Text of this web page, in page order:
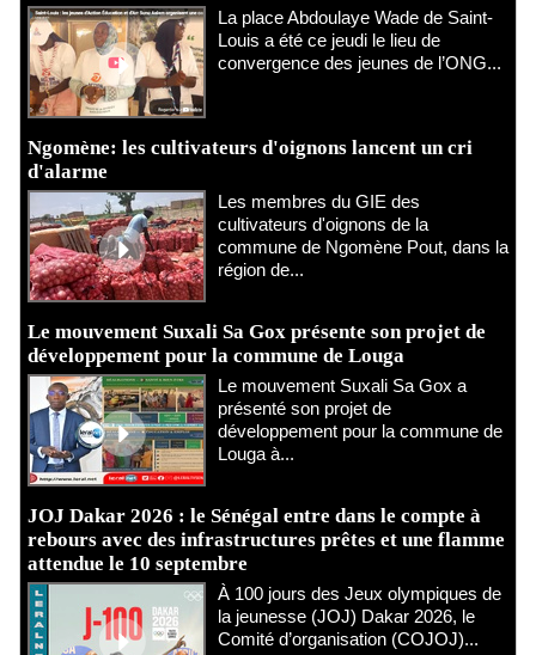
​La place Abdoulaye Wade de Saint-
Louis a été ce jeudi le lieu de
convergence des jeunes de l’ONG...
Ngomène: les cultivateurs d'oignons lancent un cri
d'alarme
Les membres du GIE des
cultivateurs d'oignons de la
commune de Ngomène Pout, dans la
région de...
Le mouvement Suxali Sa Gox présente son projet de
développement pour la commune de Louga
Le mouvement Suxali Sa Gox a
présenté son projet de
développement pour la commune de
Louga à...
JOJ Dakar 2026 : le Sénégal entre dans le compte à
rebours avec des infrastructures prêtes et une flamme
attendue le 10 septembre
À 100 jours des Jeux olympiques de
la jeunesse (JOJ) Dakar 2026, le
Comité d’organisation (COJOJ)...